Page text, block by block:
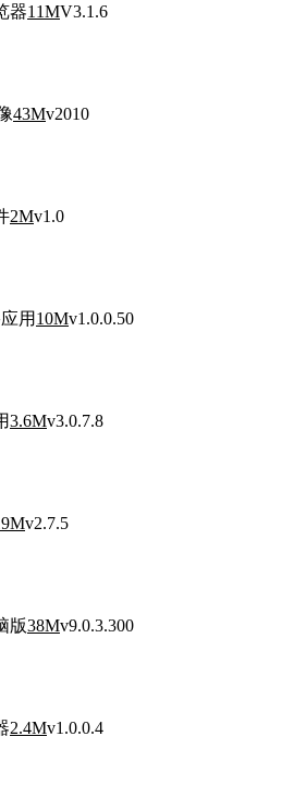
器11MV3.1.6
43Mv2010
2Mv1.0
用 10Mv1.0.0.50
3.6Mv3.0.7.8
v2.7.5
版38Mv9.0.3.300
2.4Mv1.0.0.4